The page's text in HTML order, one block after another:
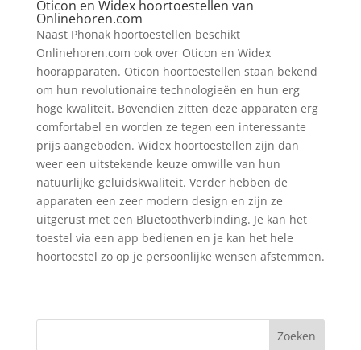
Oticon en Widex hoortoestellen van
Onlinehoren.com
Naast Phonak hoortoestellen beschikt
Onlinehoren.com ook over Oticon en Widex
hoorapparaten. Oticon hoortoestellen staan bekend
om hun revolutionaire technologieën en hun erg
hoge kwaliteit. Bovendien zitten deze apparaten erg
comfortabel en worden ze tegen een interessante
prijs aangeboden. Widex hoortoestellen zijn dan
weer een uitstekende keuze omwille van hun
natuurlijke geluidskwaliteit. Verder hebben de
apparaten een zeer modern design en zijn ze
uitgerust met een Bluetoothverbinding. Je kan het
toestel via een app bedienen en je kan het hele
hoortoestel zo op je persoonlijke wensen afstemmen.